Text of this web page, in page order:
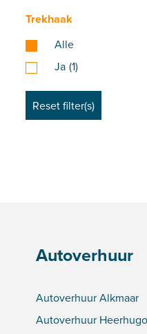
Trekhaak
Alle
Ja (1)
Autoverhuur
Autoverhuur Alkmaar
Autoverhuur